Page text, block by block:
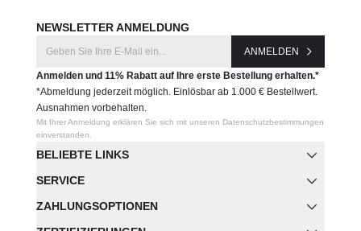
BELIEBTE LINKS
SERVICE
NEWSLETTER ANMELDUNG
ANMELDEN
Anmelden und 11% Rabatt auf Ihre erste Bestellung erhalten.*
*Abmeldung jederzeit möglich. Einlösbar ab 1.000 € Bestellwert.
Ausnahmen vorbehalten.
Mit Ihrer Anmeldung erklären Sie sich mit unseren Datenschutzbestimmungen
einverstanden.
ZAHLUNGSOPTIONEN